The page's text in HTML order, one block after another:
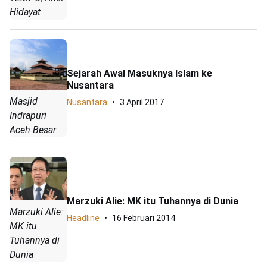
Hidayat
Masjid
Indrapuri
Aceh Besar
Sejarah Awal Masuknya Islam ke
Nusantara
Nusantara 3 April 2017
Marzuki Alie:
MK itu
Tuhannya di
Dunia
Marzuki Alie: MK itu Tuhannya di Dunia
Headline 16 Februari 2014